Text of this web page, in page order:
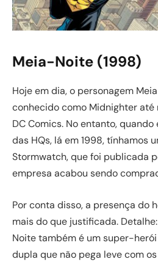
Meia-Noite (1998)
Hoje em dia, o personagem
conhecido como Midnighter até
DC Comics. No entanto,
das HQs, lá em 1998, tínhamos
Stormwatch, que foi publicada
empresa acabou sendo
Por conta disso, a presença do
mais do que justificada.
Noite também é um super-
dupla que não pega leve com